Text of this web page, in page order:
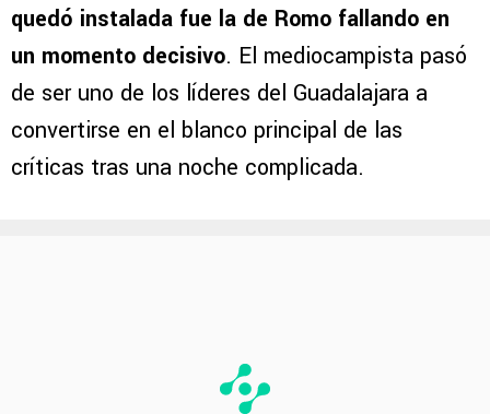
quedó instalada fue la de Romo fallando en
un momento decisivo. El mediocampista pasó
de ser uno de los líderes del Guadalajara a
convertirse en el blanco principal de las
críticas tras una noche complicada.